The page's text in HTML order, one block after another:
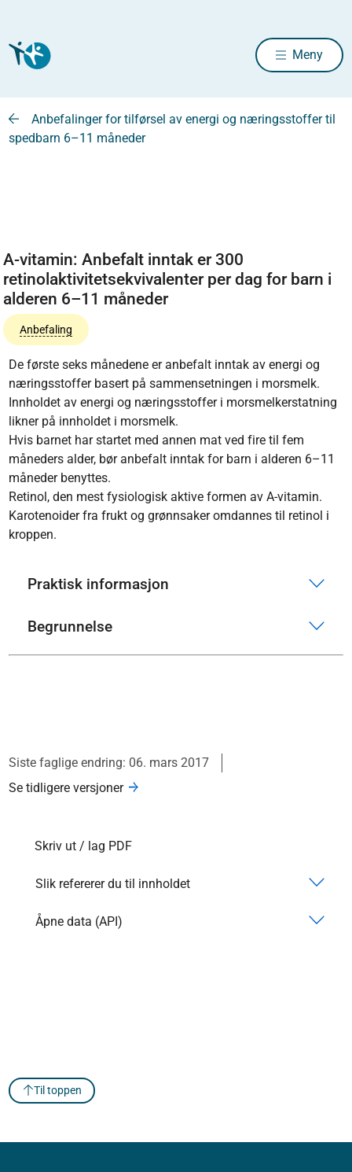
Meny
Anbefalinger for tilførsel av energi og næringsstoffer til
spedbarn 6–11 måneder
A-vitamin: Anbefalt inntak er 300
retinolaktivitetsekvivalenter per dag for barn i
alderen 6–11 måneder
Anbefaling
De første seks månedene er anbefalt inntak av energi og
næringsstoffer basert på sammensetningen i morsmelk.
Innholdet av energi og næringsstoffer i morsmelkerstatning
likner på innholdet i morsmelk.
Hvis barnet har startet med annen mat ved fire til fem
måneders alder, bør anbefalt inntak for barn i alderen 6–11
måneder benyttes.
Retinol, den mest fysiologisk aktive formen av A-vitamin.
Karotenoider fra frukt og grønnsaker omdannes til retinol i
kroppen.
Praktisk informasjon
Begrunnelse
Siste faglige endring: 06. mars 2017
Se tidligere versjoner
Skriv ut / lag PDF
Slik refererer du til innholdet
Åpne data (API)
Til toppen